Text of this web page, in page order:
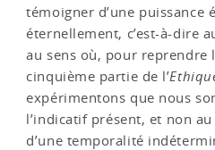
témoigner d’une puissance
éternellement, c’est-à-dire
au sens où, pour reprendre
cinquième partie de l’
expérimentons que nous
l’indicatif présent, et non
d’une temporalité